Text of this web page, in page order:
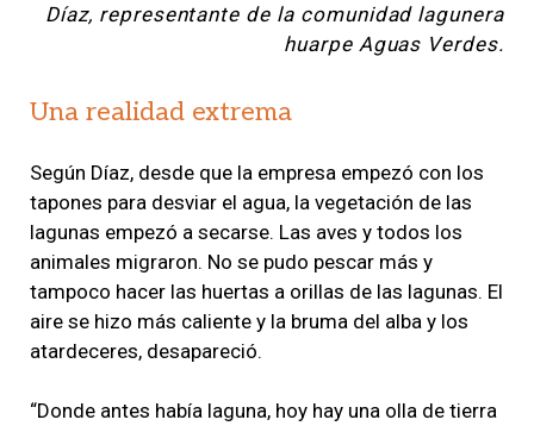
Díaz, representante de la comunidad lagunera
huarpe Aguas Verdes.
Una realidad extrema
Según Díaz, desde que la empresa empezó con los
tapones para desviar el agua, la vegetación de las
lagunas empezó a secarse. Las aves y todos los
animales migraron. No se pudo pescar más y
tampoco hacer las huertas a orillas de las lagunas. El
aire se hizo más caliente y la bruma del alba y los
atardeceres, desapareció.
“Donde antes había laguna, hoy hay una olla de tierra